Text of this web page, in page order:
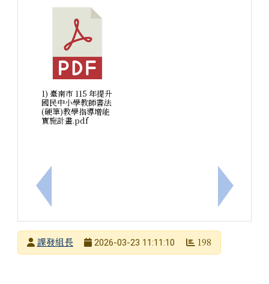
上一筆：臺南市麻豆區麻豆國民小學114學年度普通
1) 臺南市 115 年提升
國民中小學教師書法
(硬筆)教學指導增能
實施計畫.pdf
下一筆：
發布者課發組長
2026-03-23 11:11:10 198